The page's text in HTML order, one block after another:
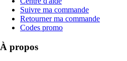
Suivre ma commande
Retourner ma commande
Codes promo
À propos